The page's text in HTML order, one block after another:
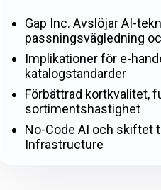
Gap Inc. Avslöjar AI-
passningsvägledning
Implikationer för e-
katalogstandarder
Förbättrad kortkvalitet,
sortimentshastighet
No-Code AI och skiftet
Infrastructure